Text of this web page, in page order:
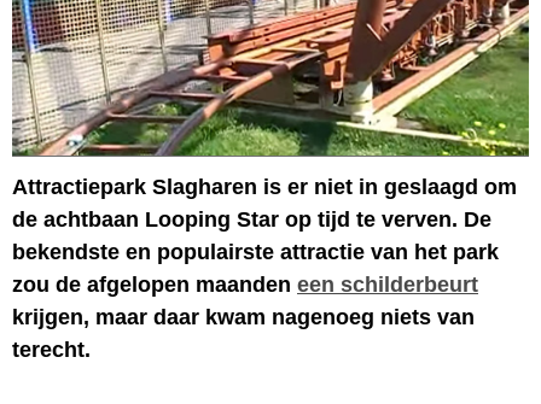
Attractiepark Slagharen is er niet in geslaagd om
de achtbaan Looping Star op tijd te verven. De
bekendste en populairste attractie van het park
zou de afgelopen maanden een schilderbeurt
krijgen, maar daar kwam nagenoeg niets van
terecht.